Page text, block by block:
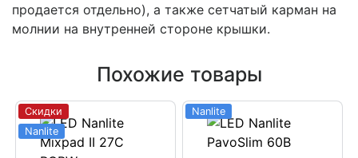
продается отдельно), а также сетчатый карман на
молнии на внутренней стороне крышки.
Похожие товары
Скидки
Nanlite
Nanlite